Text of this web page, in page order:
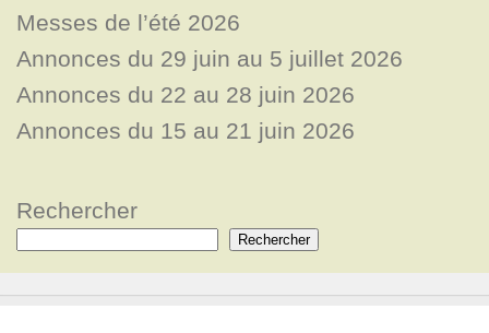
Messes de l’été 2026
Annonces du 29 juin au 5 juillet 2026
Annonces du 22 au 28 juin 2026
Annonces du 15 au 21 juin 2026
Rechercher
Rechercher